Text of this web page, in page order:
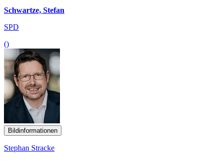
Schwartze, Stefan
SPD
()
Bildinformationen
Stephan Stracke